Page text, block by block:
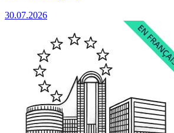
30.07.2026